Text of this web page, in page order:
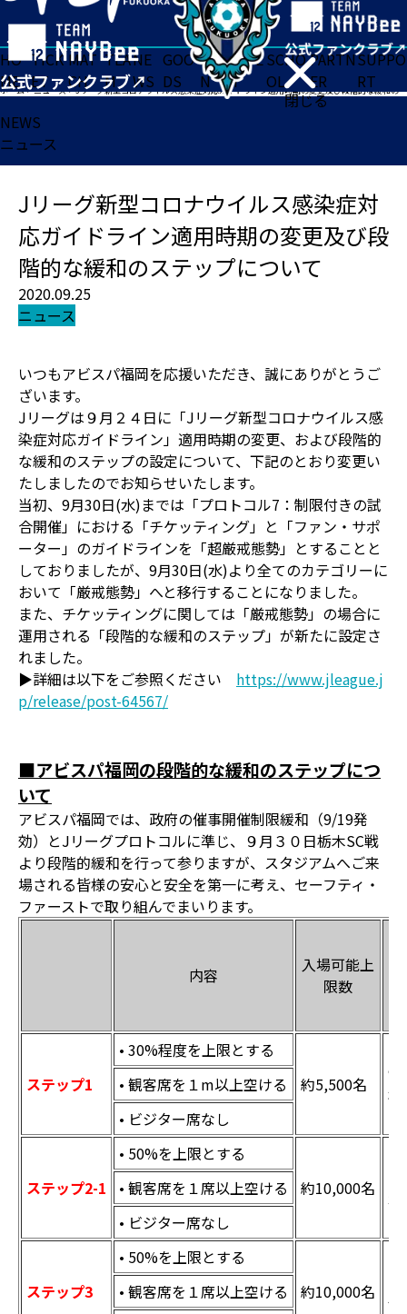
閉じる
HO
ME
TICK
ET
MAT
CH
TEA
M
NE
WS
GOO
DS
FA
N
ACADE
MY
SCHO
OL
PARTN
ER
SUPPO
RT
ホーム>ニュース>Jリーグ新型コロナウイルス感染症対応ガイドライン適用時期の変更及び段階的な緩和のステップについて
NEWS
ニュース
Jリーグ新型コロナウイルス感染症対
応ガイドライン適用時期の変更及び段
階的な緩和のステップについて
2020.09.25
ニュース
いつもアビスパ福岡を応援いただき、誠にありがとうご
ざいます。
Jリーグは９月２４日に「Jリーグ新型コロナウイルス感
染症対応ガイドライン」適用時期の変更、および段階的
な緩和のステップの設定について、下記のとおり変更い
たしましたのでお知らせいたします。
当初、9月30日(水)までは「プロトコル7：制限付きの試
合開催」における「チケッティング」と「ファン・サポ
ーター」のガイドラインを「超厳戒態勢」とすることと
しておりましたが、9月30日(水)より全てのカテゴリーに
おいて「厳戒態勢」へと移行することになりました。
また、チケッティングに関しては「厳戒態勢」の場合に
運用される「段階的な緩和のステップ」が新たに設定さ
れました。
▶詳細は以下をご参照ください https://www.jleague.j
p/release/post-64567/
■アビスパ福岡の段階的な緩和のステップにつ
いて
アビスパ福岡では、政府の催事開催制限緩和（9/19発
効）とJリーグプロトコルに準じ、９月３０日栃木SC戦
より段階的緩和を行って参りますが、スタジアムへご来
場される皆様の安心と安全を第一に考え、セーフティ・
ファーストで取り組んでまいります。
内容
入場可能上
限数
ステップ1
• 30%程度を上限とする
約5,500名
9/
栃
• 観客席を１m以上空ける
• ビジター席なし
ステップ2-1
• 50%を上限とする
約10,000名
北
• 観客席を１席以上空ける
• ビジター席なし
ステップ3
• 50%を上限とする
約10,000名
千
• 観客席を１席以上空ける